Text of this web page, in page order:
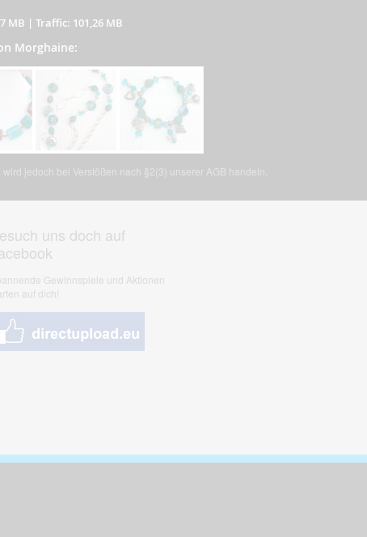
MB | Traffic: 101,26 MB
Morghaine:
jedoch bei Verstößen nach §2(3) unserer AGB handeln.
uns doch auf
Gewinnspiele und Aktionen
auf dich!